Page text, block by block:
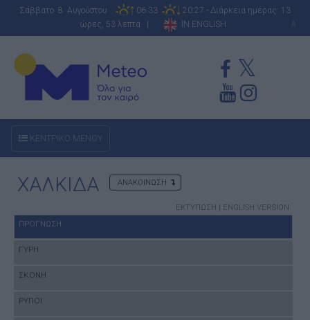
Σάββατο 8 Αυγούστου 06:33
20:27 - Διάρκεια ημέρας: 13
ώρες, 53 λεπτά |
IN ENGLISH A
ΚΕΝΤΡΙΚΟ ΜΕΝΟΥ
ΧΑΛΚΙΔΑ ΑΝΑΚΟΙΝΩΣΗ
ΕΚΤΥΠΩΣΗ | ENGLISH VERSION
ΠΡΟΓΝΩΣΗ
ΓΥΡΗ
ΣΚΟΝΗ
ΡΥΠΟΙ